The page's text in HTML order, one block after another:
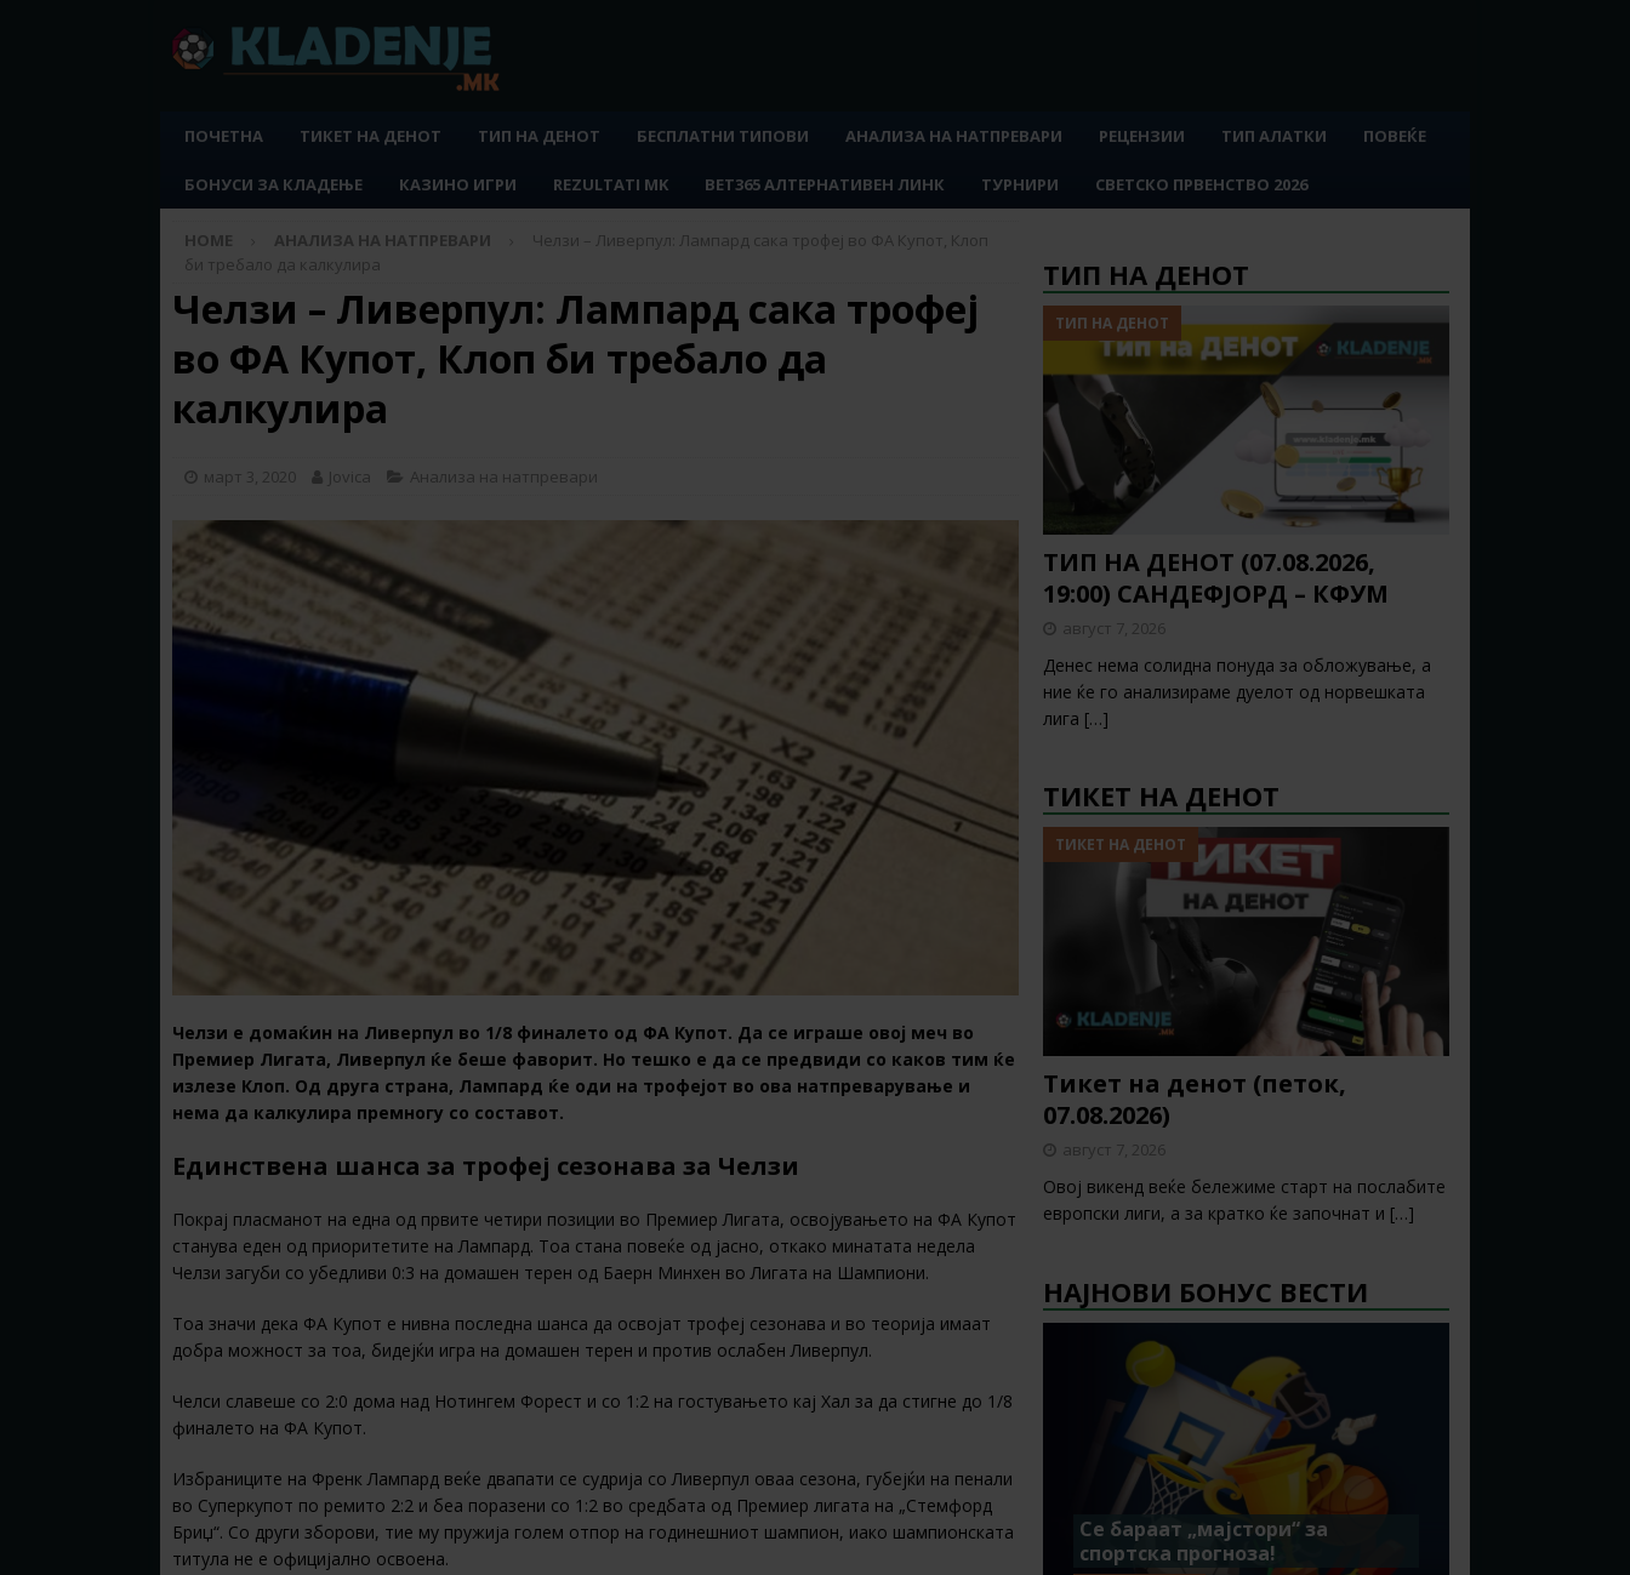
ПОЧЕТНА ТИКЕТ НА ДЕНОТ ТИП НА ДЕНОТ БЕСПЛАТНИ ТИПОВИ АНАЛИЗА НА НАТПРЕВАРИ РЕЦЕНЗИИ ТИП АЛАТКИ ПОВЕЌЕ
БОНУСИ ЗА КЛАДЕЊЕ КАЗИНО ИГРИ REZULTATI MK BET365 АЛТЕРНАТИВЕН ЛИНК ТУРНИРИ СВЕТСКО ПРВЕНСТВО 2026
HOME АНАЛИЗА НА НАТПРЕВАРИ
Челзи – Ливерпул: Лампард сака трофеј во ФА Купот, Клоп
би требало да калкулира
Челзи – Ливерпул: Лампард сака трофеј
во ФА Купот, Клоп би требало да
калкулира
март 3, 2020 Jovica Анализа на натпревари
Челзи е домаќин на Ливерпул во 1/8 финалето од ФА Купот. Да се играше овој меч во
Премиер Лигата, Ливерпул ќе беше фаворит. Но тешко е да се предвиди со каков тим ќе
излезе Клоп. Од друга страна, Лампард ќе оди на трофејот во ова натпреварување и
нема да калкулира премногу со составот.
Единствена шанса за трофеј сезонава за Челзи
Покрај пласманот на една од првите четири позиции во Премиер Лигата, освојувањето на ФА Купот
станува еден од приоритетите на Лампард. Тоа стана повеќе од јасно, откако минатата недела
Челзи загуби со убедливи 0:3 на домашен терен од Баерн Минхен во Лигата на Шампиони.
Тоа значи дека ФА Купот е нивна последна шанса да освојат трофеј сезонава и во теорија имаат
добра можност за тоа, бидејќи игра на домашен терен и против ослабен Ливерпул.
Челси славеше со 2:0 дома над Нотингем Форест и со 1:2 на гостувањето кај Хал за да стигне до 1/8
финалето на ФА Купот.
Избраниците на Френк Лампард веќе двапати се судрија со Ливерпул оваа сезона, губејќи на пенали
во Суперкупот по ремито 2:2 и беа поразени со 1:2 во средбата од Премиер лигата на „Стемфорд
Бриџ“. Со други зборови, тие му пружија голем отпор на годинешниот шампион, иако шампионската
титула не е официјално освоена.
ТИП НА ДЕНОТ
ТИП НА ДЕНОТ
ТИП НА ДЕНОТ (07.08.2026,
19:00) САНДЕФЈОРД – КФУМ
август 7, 2026
Денес нема солидна понуда за обложување, а
ние ќе го анализираме дуелот од норвешката
лига […]
ТИКЕТ НА ДЕНОТ
ТИКЕТ НА ДЕНОТ
Тикет на денот (петок,
07.08.2026)
август 7, 2026
Овој викенд веќе бележиме старт на послабите
европски лиги, а за кратко ќе започнат и […]
НАЈНОВИ БОНУС ВЕСТИ
Се бараат „мајстори“ за
спортска прогноза!